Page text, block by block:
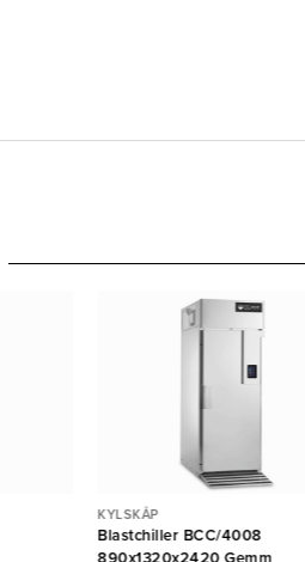
KYLSKÅP
Blastchiller BCC/4008